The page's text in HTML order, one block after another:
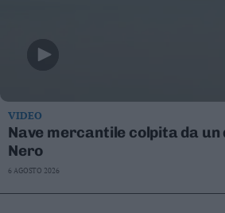
VIDEO
Nave mercantile colpita da
Nero
6 AGOSTO 2026